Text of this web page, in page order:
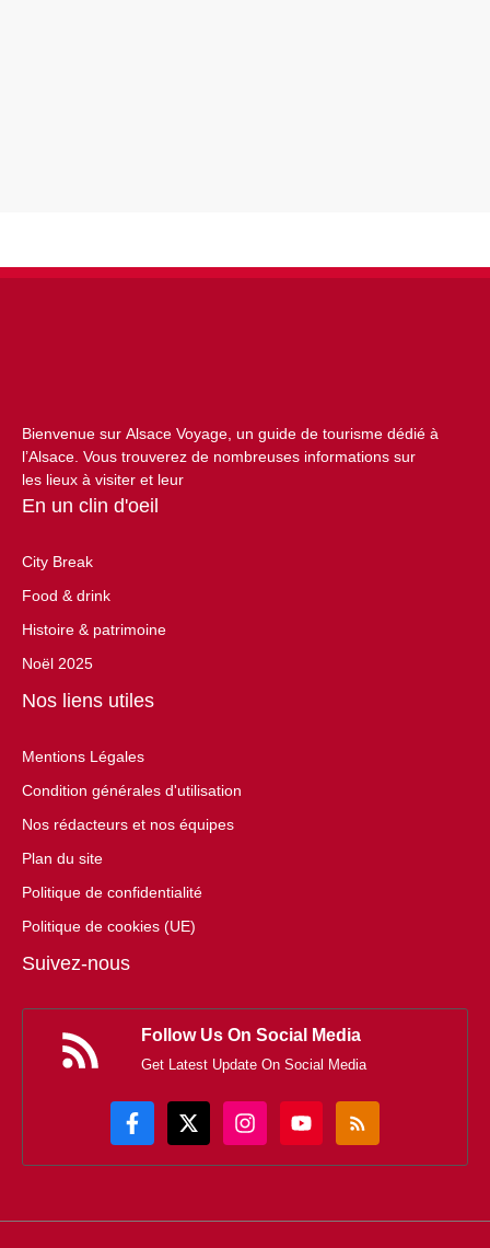
Bienvenue sur Alsace Voyage, un guide de tourisme dédié à
l’Alsace. Vous trouverez de nombreuses informations sur
les lieux à visiter et leur
En un clin d'oeil
City Break
Food & drink
Histoire & patrimoine
Noël 2025
Nos liens utiles
Mentions Légales
Condition générales d'utilisation
Nos rédacteurs et nos équipes
Plan du site
Politique de confidentialité
Politique de cookies (UE)
Suivez-nous
Follow Us On Social Media
Get Latest Update On Social Media